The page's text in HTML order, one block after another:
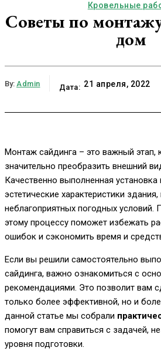
Кровельные
Советы по
дом
By: Admin Дата: 21 апреля, 2022
Монтаж сайдинга – это важный этап,
значительно преобразить внешний
Качественно выполненная установка
эстетические характеристики
неблагоприятных погодных условий.
этому процессу поможет избежать
ошибок и сэкономить время и
Если вы решили самостоятельно
сайдинга, важно ознакомиться с
рекомендациями. Это позволит вам
только более эффективной, но и
данной статье мы собрали
помогут вам справиться с задачей,
уровня подготовки.